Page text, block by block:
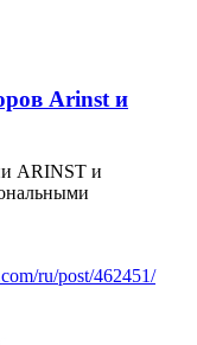
Arinst и
ARINST и
ru/post/462451/